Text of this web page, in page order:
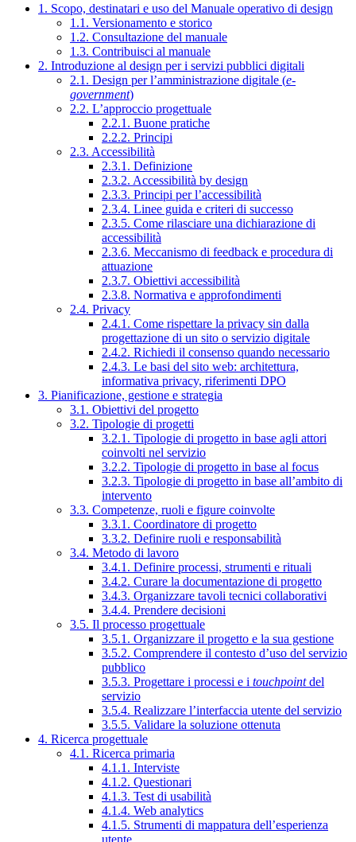
1. Scopo, destinatari e uso del Manuale operativo di design
1.1. Versionamento e storico
1.2. Consultazione del manuale
1.3. Contribuisci al manuale
2. Introduzione al design per i servizi pubblici digitali
2.1. Design per l’amministrazione digitale (e-
government)
2.2. L’approccio progettuale
2.2.1. Buone pratiche
2.2.2. Principi
2.3. Accessibilità
2.3.1. Definizione
2.3.2. Accessibilità by design
2.3.3. Principi per l’accessibilità
2.3.4. Linee guida e criteri di successo
2.3.5. Come rilasciare una dichiarazione di
accessibilità
2.3.6. Meccanismo di feedback e procedura di
attuazione
2.3.7. Obiettivi accessibilità
2.3.8. Normativa e approfondimenti
2.4. Privacy
2.4.1. Come rispettare la privacy sin dalla
progettazione di un sito o servizio digitale
2.4.2. Richiedi il consenso quando necessario
2.4.3. Le basi del sito web: architettura,
informativa privacy, riferimenti DPO
3. Pianificazione, gestione e strategia
3.1. Obiettivi del progetto
3.2. Tipologie di progetti
3.2.1. Tipologie di progetto in base agli attori
coinvolti nel servizio
3.2.2. Tipologie di progetto in base al focus
3.2.3. Tipologie di progetto in base all’ambito di
intervento
3.3. Competenze, ruoli e figure coinvolte
3.3.1. Coordinatore di progetto
3.3.2. Definire ruoli e responsabilità
3.4. Metodo di lavoro
3.4.1. Definire processi, strumenti e rituali
3.4.2. Curare la documentazione di progetto
3.4.3. Organizzare tavoli tecnici collaborativi
3.4.4. Prendere decisioni
3.5. Il processo progettuale
3.5.1. Organizzare il progetto e la sua gestione
3.5.2. Comprendere il contesto d’uso del servizio
pubblico
3.5.3. Progettare i processi e i touchpointdel
servizio
3.5.4. Realizzare l’interfaccia utente del servizio
3.5.5. Validare la soluzione ottenuta
4. Ricerca progettuale
4.1. Ricerca primaria
4.1.1. Interviste
4.1.2. Questionari
4.1.3. Test di usabilità
4.1.4. Web analytics
4.1.5. Strumenti di mappatura dell’esperienza
utente